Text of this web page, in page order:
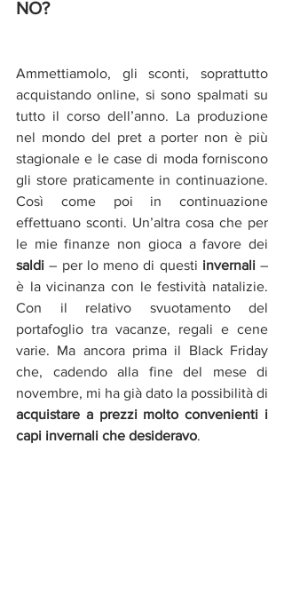
NO?
Ammettiamolo, gli sconti, soprattutto
acquistando online, si sono spalmati su
tutto il corso dell’anno. La produzione
nel mondo del pret a porter non è più
stagionale e le case di moda forniscono
gli store praticamente in continuazione.
Così come poi in continuazione
effettuano sconti. Un’altra cosa che per
saldi – per lo meno di questi invernali –
è la vicinanza con le festività natalizie.
Con il relativo svuotamento del
portafoglio tra vacanze, regali e cene
varie. Ma ancora prima il Black Friday
che, cadendo alla fine del mese di
acquistare a prezzi molto convenienti i
capi invernali che desideravo.